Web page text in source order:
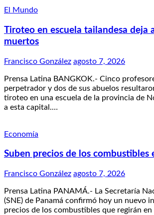
El Mundo
Tiroteo en escuela tailandesa deja
muertos
Francisco González agosto 7, 2026
Prensa Latina BANGKOK.- Cinco
perpetrador y dos de sus abuelos
tiroteo en una escuela de la provincia de
a esta capital.…
Economía
Suben precios de los combustibles
Francisco González agosto 7, 2026
Prensa Latina PANAMÁ.- La Secretaría
(SNE) de Panamá confirmó hoy un nuevo
precios de los combustibles que regirán